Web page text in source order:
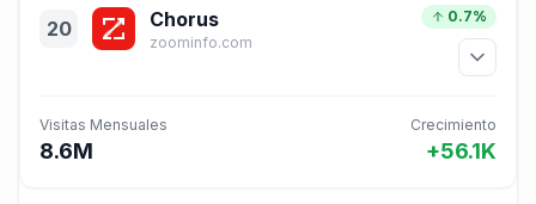
20 Chorus
zoominfo.com
0.7%
Visitas Mensuales
8.6M
Crecimiento
+56.1K